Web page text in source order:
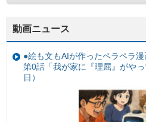
動画ニュース
●絵も文もAIが作ったペラペラ漫
第0話「我が家に『理屈』がや
日）